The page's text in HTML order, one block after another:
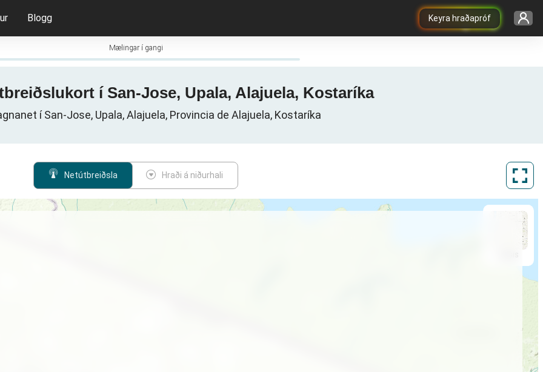
Keyra hraðapróf
Blogg
Mælingar í gangi
í San-Jose, Upala, Alajuela, Kostaríka
í San-Jose, Upala, Alajuela, Provincia de Alajuela, Kostaríka
Netútbreiðsla Hraði á niðurhali